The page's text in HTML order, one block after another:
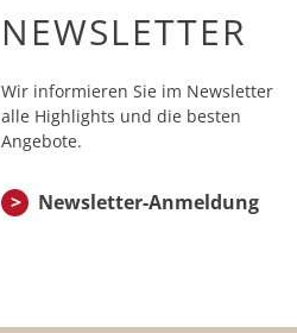
NEWSLETTER
Wir informieren Sie im Newsletter
alle Highlights und die besten
Angebote.
Newsletter-Anmeldung